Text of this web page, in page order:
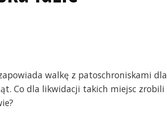
walkę z patoschroniskami dla
Co dla likwidacji takich miejsc zrobili